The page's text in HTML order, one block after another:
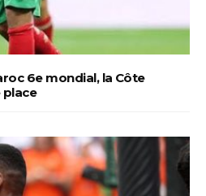
6e mondial, la Côte
place